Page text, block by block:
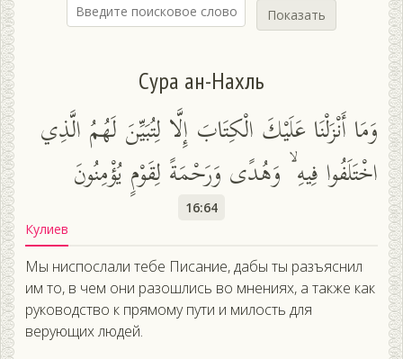
Показать
Сура ан-Нахль
وَمَا أَنْزَلْنَا عَلَيْكَ الْكِتَابَ إِلَّا لِتُبَيِّنَ لَهُمُ الَّذِي
اخْتَلَفُوا فِيهِ ۙ وَهُدًى وَرَحْمَةً لِقَوْمٍ يُؤْمِنُونَ
16:64
Кулиев
Мы ниспослали тебе Писание, дабы ты разъяснил
им то, в чем они разошлись во мнениях, а также как
руководство к прямому пути и милость для
верующих людей.